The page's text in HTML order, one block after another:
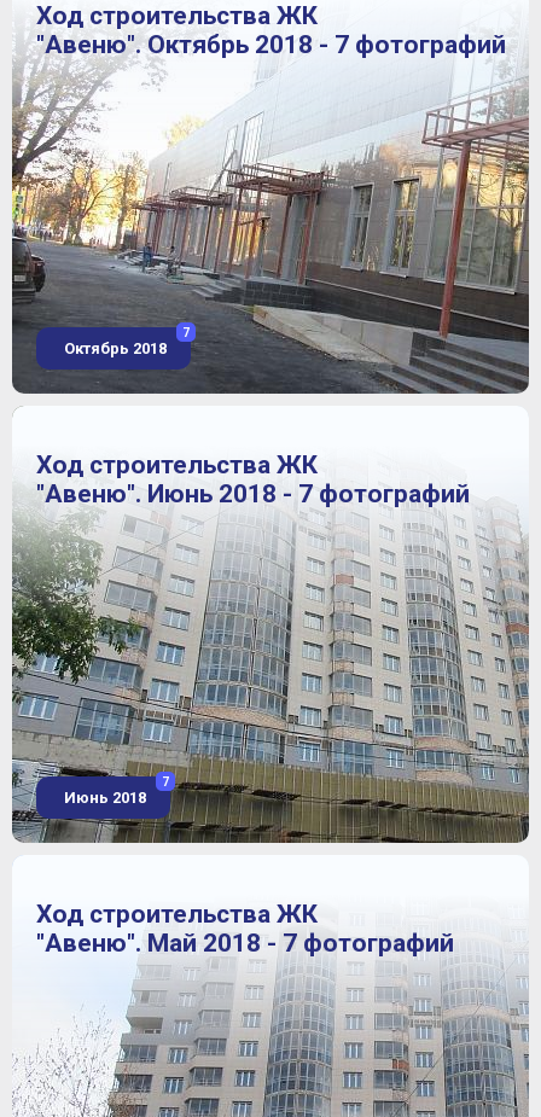
Ход строительства ЖК
"Авеню". Октябрь 2018 - 7 фотографий
Октябрь 2018
7
Ход строительства ЖК
"Авеню". Июнь 2018 - 7 фотографий
Июнь 2018
7
Ход строительства ЖК
"Авеню". Май 2018 - 7 фотографий